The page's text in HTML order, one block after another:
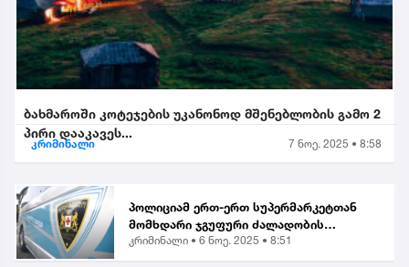
ბახმაროში კოტეჯების უკანონოდ მშენებლობის გამო 2
პირი დააკავეს...
კრიმინალი 7 ნოე. 2025 • 8:58
პოლიციამ ერთ-ერთ სუპერმარკეტთან
მომხდარი ჯგუფური ძალადობის
ორგანიზებისა და მასში მონაწილეობის
კრიმინალი • 6 ნოე. 2025 • 8:51